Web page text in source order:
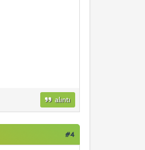
alıntı
#4